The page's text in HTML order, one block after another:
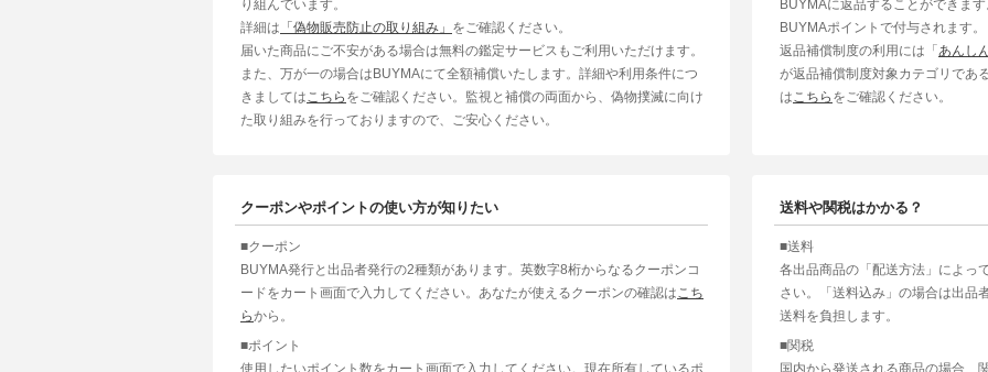
り組んでいます。
詳細は 「偽物販売防止の取り組み」 をご確認ください。
届いた商品にご不安がある場合は無料の鑑定サービスもご利用いただけます。
また、万が一の場合はBUYMAにて全額補償いたします。詳細や利用条件につ
きましては こちら をご確認ください。監視と補償の両面から、偽物撲滅に向け
た取り組みを行っておりますので、ご安心ください。
BUYMAに返品することができま
BUYMAポイントで付与されます。
返品補償制度の利用には「あんし
が返品補償制度対象カテゴリであ
は こちら をご確認ください。
クーポンやポイントの使い方が知りたい
■クーポン
BUYMA発行と出品者発行の2種類があります。英数字8桁からなるクーポンコ
ードをカート画面で入力してください。あなたが使えるクーポンの確認は こち
らから。
■ポイント
使用したいポイント数をカート画面で入力してください。現在所有しているポ
送料や関税はかかる？
■送料
各出品商品の「配送方法」によっ
さい。「送料込み」の場合は出品
送料を負担します。
■関税
国内から発送される商品の場合、